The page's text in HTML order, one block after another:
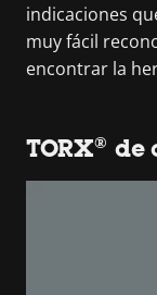
indicaciones
muy fácil
encontrar la
TORX®